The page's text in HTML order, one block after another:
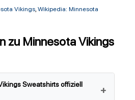
Vikings, Wikipedia: Minnesota
zu Minnesota Vikings
Sweatshirts offiziell